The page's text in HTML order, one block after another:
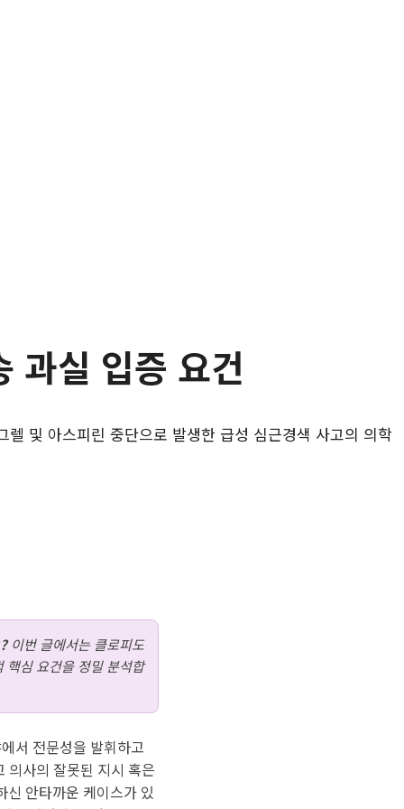
과실 입증 요건
및 아스피린 중단으로 발생한 급성 심근경색 사고의 의학
이번 글에서는 클로피도
핵심 요건을 정밀 분석합
서 전문성을 발휘하고
의사의 잘못된 지시 혹은
신 안타까운 케이스가 있